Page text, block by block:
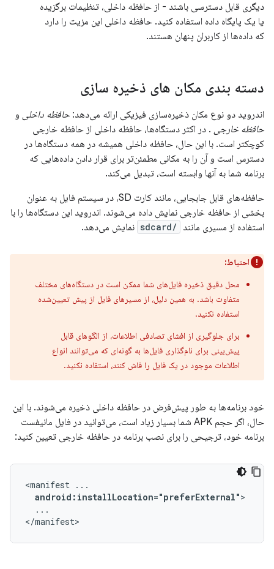
دیگری قابل دسترسی باشند - از حافظه داخلی، تنظیمات برگزیده
یا یک پایگاه داده استفاده کنید. حافظه داخلی این مزیت را دارد
که داده‌ها از کاربران پنهان هستند.
دسته بندی مکان های ذخیره سازی
اندروید دو نوع مکان ذخیره‌سازی فیزیکی ارائه می‌دهد: حافظه داخلی و
حافظه خارجی . در اکثر دستگاه‌ها، حافظه داخلی از حافظه خارجی
کوچکتر است. با این حال، حافظه داخلی همیشه در همه دستگاه‌ها در
دسترس است و آن را به مکانی مطمئن‌تر برای قرار دادن داده‌هایی که
برنامه شما به آنها وابسته است، تبدیل می‌کند.
حافظه‌های قابل جابجایی، مانند کارت SD، در سیستم فایل به عنوان
بخشی از حافظه خارجی نمایش داده می‌شوند. اندروید این دستگاه‌ها را با
استفاده از مسیری مانند
/sdcard نمایش می‌دهد.
احتیاط:
محل دقیق ذخیره فایل‌های شما ممکن است در دستگاه‌های مختلف
متفاوت باشد. به همین دلیل، از مسیرهای فایل از پیش تعیین‌شده
استفاده نکنید.
برای جلوگیری از افشای تصادفی اطلاعات، از الگوهای قابل
پیش‌بینی برای نام‌گذاری فایل‌ها به گونه‌ای که می‌توانند انواع
اطلاعات موجود در یک فایل را فاش کنند، استفاده نکنید.
خود برنامه‌ها به طور پیش‌فرض در حافظه داخلی ذخیره می‌شوند. با این
حال، اگر حجم APK شما بسیار زیاد است، می‌توانید در فایل مانیفست
برنامه خود، ترجیحی را برای نصب برنامه در حافظه خارجی تعیین کنید:
<manifest
android:installLocation="preferExternal"
...
</manifest>